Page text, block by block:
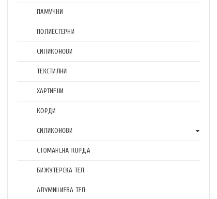
ПАМУЧНИ
ПОЛИЕСТЕРНИ
СИЛИКОНОВИ
ТЕКСТИЛНИ
ХАРТИЕНИ
КОРДИ
СИЛИКОНОВИ
СТОМАНЕНА КОРДА
БИЖУТЕРСКА ТЕЛ
АЛУМИНИЕВА ТЕЛ